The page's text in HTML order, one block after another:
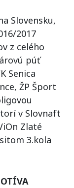
Slovensku,
2017
z celého
púť
Senica
ŽP Šport
v Slovnaft
Zlaté
3.kola